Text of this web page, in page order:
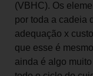
(VBHC). Os
por toda a cadeia
adequação x
que esse é
ainda é algo